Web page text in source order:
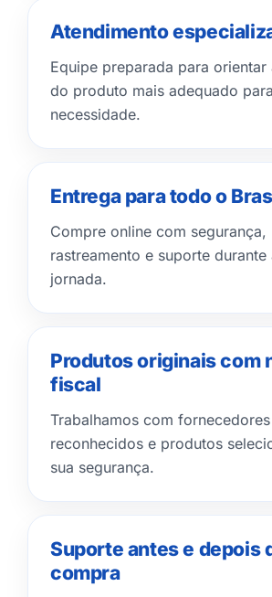
Atendimento
Equipe preparada para orientar
do produto mais adequado
necessidade.
Entrega para todo o
Compre online com segurança,
rastreamento e suporte durante
jornada.
Produtos originais com
fiscal
Trabalhamos com fornecedores
reconhecidos e produtos
sua segurança.
Suporte antes e depois
compra